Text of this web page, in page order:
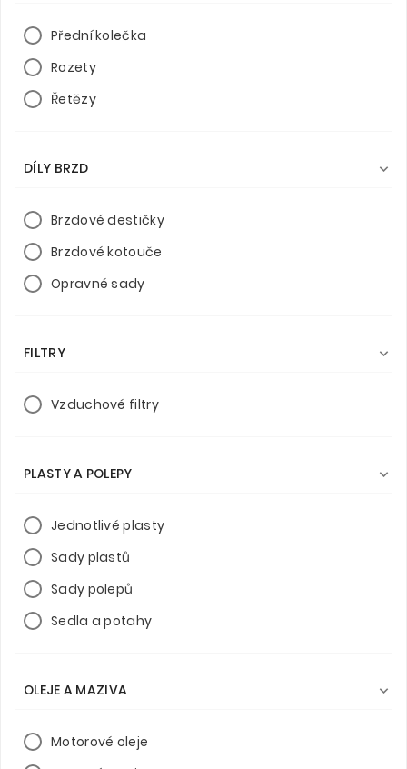
Přední kolečka
Rozety
Řetězy
DÍLY BRZD 
Brzdové destičky
Brzdové kotouče
Opravné sady
FILTRY 
Vzduchové filtry
PLASTY A POLEPY 
Jednotlivé plasty
Sady plastů
Sady polepů
Sedla a potahy
OLEJE A MAZIVA 
Motorové oleje